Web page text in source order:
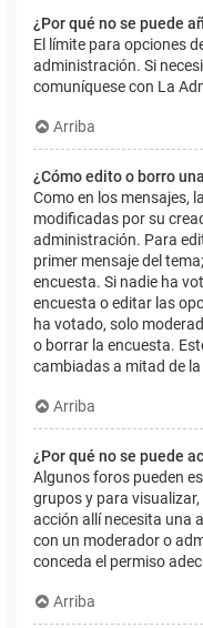
¿Por qué no se puede
El límite para opciones
administración. Si
comuníquese con La
Arriba
¿Cómo edito o borro
Como en los mensajes,
modificadas por su
administración. Para
primer mensaje del
encuesta. Si nadie ha
encuesta o editar las
ha votado, solo
o borrar la encuesta.
cambiadas a mitad de
Arriba
¿Por qué no se puede
Algunos foros pueden
grupos y para
acción allí necesita una
con un moderador o
conceda el permiso
Arriba